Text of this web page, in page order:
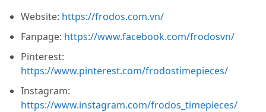
Website: https://frodos.com.vn/
Fanpage: https://www.facebook.com/frodosvn/
Pinterest:
https://www.pinterest.com/frodostimepieces/
Instagram:
https://www.instagram.com/frodos_timepieces/